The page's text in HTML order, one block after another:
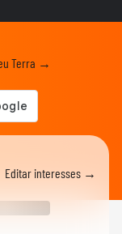
com
semana sob
está 4
Terra →
Editar interesses →